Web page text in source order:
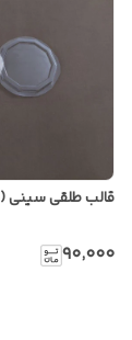
قالب طلقی سینی (1.5*20*20)
۹۰٬۰۰۰